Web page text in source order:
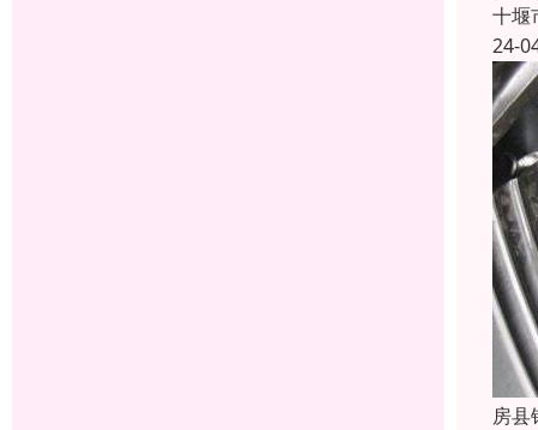
十堰
24-
房县